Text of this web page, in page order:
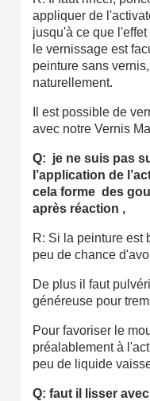
appliquer de
jusqu'à ce que
le vernissage est
peinture sans
naturellement.
Il est possible de
avec notre Vernis
Q: je ne suis pas
l’application de
cela forme des
après réaction ,
R: Si la peinture est
peu de chance
De plus il faut
généreuse pour
Pour favoriser le
préalablement à
peu de liquide
Q: faut il lisser